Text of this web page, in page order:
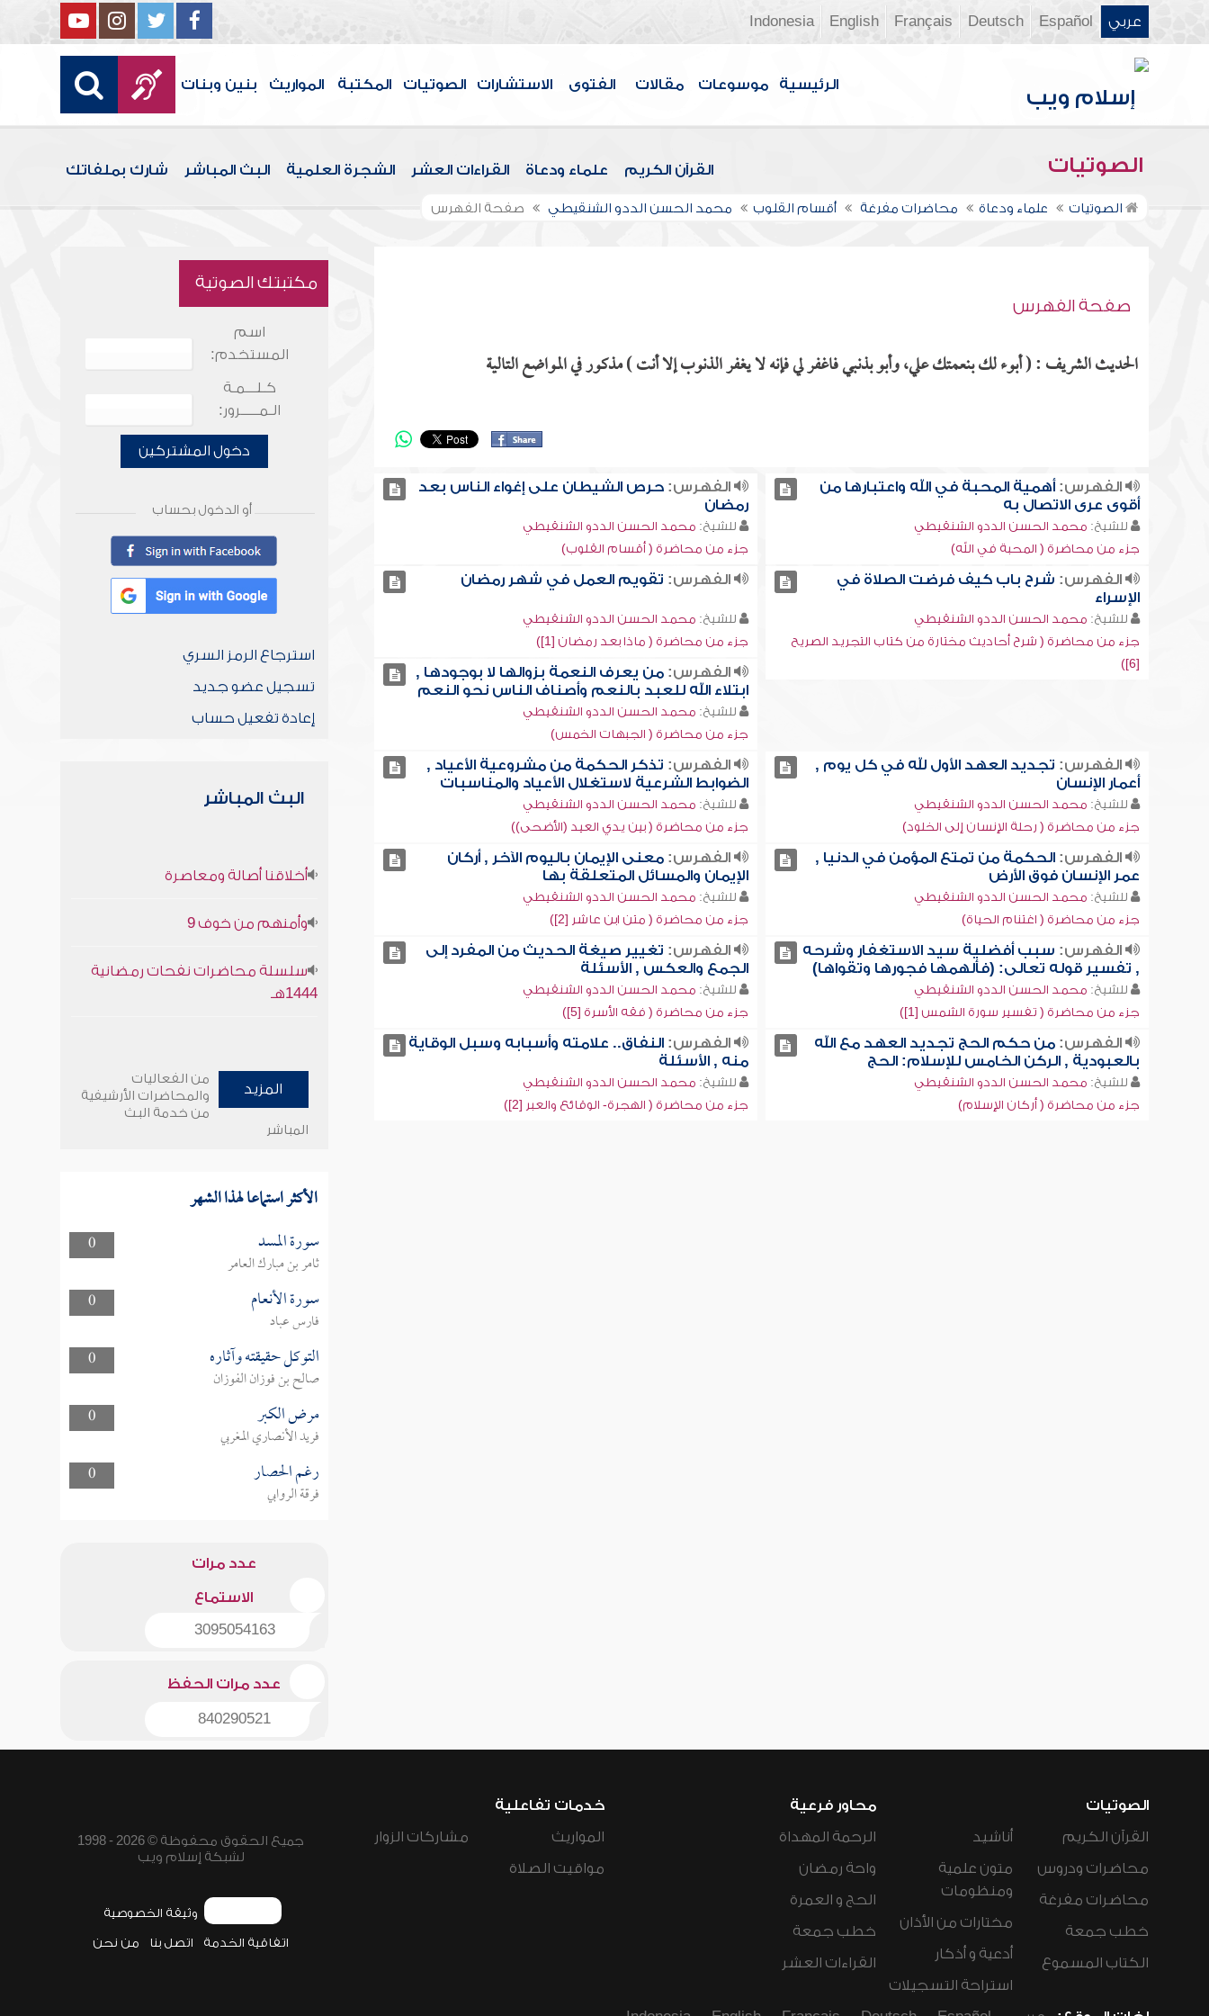
عربي Español
Deutsch
Français
English
Indonesia
الرئيسية موسوعات مقالات الفتوى الاستشارات الصوتيات المكتبة المواريث بنين وبنات
الصوتيات القرآن الكريم علماء ودعاة القراءات العشر الشجرة العلمية البث المباشر شارك بملفاتك
الصوتيات علماء ودعاة محاضرات مفرغة أقسام القلوب محمد الحسن الددو الشنقيطي صفحة الفهرس
صفحة الفهرس
الحديث الشريف : ( أبوء لك بنعمتك علي، وأبو بذنبي فاغفر لي فإنه لا يغفر الذنوب إلا أنت ) مذكور في المواضع التالية
الفهرس:أهمية المحبة في الله واعتبارها من
أقوى عرى الاتصال به
للشيخ: محمد الحسن الددو الشنقيطي
جزء من محاضرة ( المحبة في الله)
الفهرس: حرص الشيطان على إغواء الناس بعد
رمضان
للشيخ: محمد الحسن الددو الشنقيطي
جزء من محاضرة ( أقسام القلوب)
الفهرس: شرح باب كيف فرضت الصلاة في
الإسراء
للشيخ: محمد الحسن الددو الشنقيطي
جزء من محاضرة ( شرح أحاديث مختارة من كتاب التجريد الصريح
[6])
الفهرس: تقويم العمل في شهر رمضان
للشيخ: محمد الحسن الددو الشنقيطي
جزء من محاضرة ( ماذا بعد رمضان [1])
الفهرس: من يعرف النعمة بزوالها لا بوجودها ,
ابتلاء الله للعبد بالنعم وأصناف الناس نحو النعم
للشيخ: محمد الحسن الددو الشنقيطي
جزء من محاضرة ( الجبهات الخمس)
الفهرس: تجديد العهد الأول لله في كل يوم ,
أعمار الإنسان
للشيخ: محمد الحسن الددو الشنقيطي
جزء من محاضرة ( رحلة الإنسان إلى الخلود)
الفهرس: تذكر الحكمة من مشروعية الأعياد ,
الضوابط الشرعية لاستغلال الأعياد والمناسبات
للشيخ: محمد الحسن الددو الشنقيطي
جزء من محاضرة ( بين يدي العيد (الأضحى))
الفهرس:الحكمة من تمتع المؤمن في الدنيا ,
عمر الإنسان فوق الأرض
للشيخ: محمد الحسن الددو الشنقيطي
جزء من محاضرة ( اغتنام الحياة)
الفهرس: معنى الإيمان باليوم الآخر , أركان
الإيمان والمسائل المتعلقة بها
للشيخ: محمد الحسن الددو الشنقيطي
جزء من محاضرة ( متن ابن عاشر [2])
الفهرس: سبب أفضلية سيد الاستغفار وشرحه
, تفسير قوله تعالى: (فألهمها فجورها وتقواها)
للشيخ: محمد الحسن الددو الشنقيطي
جزء من محاضرة ( تفسير سورة الشمس [1])
الفهرس: تغيير صيغة الحديث من المفرد إلى
الجمع والعكس , الأسئلة
للشيخ: محمد الحسن الددو الشنقيطي
جزء من محاضرة ( فقه الأسرة [5])
الفهرس:من حكم الحج تجديد العهد مع الله
بالعبودية , الركن الخامس للإسلام: الحج
للشيخ: محمد الحسن الددو الشنقيطي
جزء من محاضرة ( أركان الإسلام)
الفهرس: النفاق.. علامته وأسبابه وسبل الوقاية
منه , الأسئلة
للشيخ: محمد الحسن الددو الشنقيطي
جزء من محاضرة ( الهجرة- الوقائع والعبر [2])
مكتبتك الصوتية
اسم
المستخدم:
كـلـــمـة
الـمـــــرور:
دخول المشتركين
أو الدخول بحساب
استرجاع الرمز السري
تسجيل عضو جديد
إعادة تفعيل حساب
البث المباشر
أخلاقنا أصالة ومعاصرة
وأمنهم من خوف 9
سلسلة محاضرات نفحات رمضانية
1444هـ
المزيد
من الفعاليات
والمحاضرات الأرشيفية
من خدمة البث
المباشر
الأكثر استماعا لهذا الشهر
0 سورة المسد
ثامر بن مبارك العامر
0
سورة الأنعام
فارس عباد
0
التوكل حقيقته وآثاره
صالح بن فوزان الفوزان
0
مرض الكبر
فريد الأنصاري المغربي
0
رغم الحصار
فرقة الروابي
عدد مرات
الاستماع
3095054163
عدد مرات الحفظ
840290521
الصوتيات
القرآن الكريم
محاضرات ودروس
محاضرات مفرغة
خطب جمعة
الكتاب المسموع
أناشيد
متون علمية
ومنظومات
مختارات من الأذان
أدعية و أذكار
استراحة التسجيلات
محاور فرعية
الرحمة المهداة
واحة رمضان
الحج و العمرة
خطب جمعة
القراءات العشر
خدمات تفاعلية
المواريث
مواقيت الصلاة
مشاركات الزوار
جميع الحقوق محفوظة © 2026 - 1998
لشبكة إسلام ويب
وثيقة الخصوصية
اتفاقية الخدمة اتصل بنا من نحن